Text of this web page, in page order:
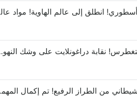
الفصل 21: كايل
الفصل 23: